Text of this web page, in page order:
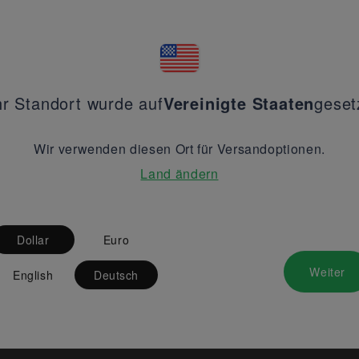
Standort wurde aufVereinigte Staaten
Wir verwenden diesen Ort für Versandoptionen.
Land ändern
Dollar Euro
English Deutsch Weiter